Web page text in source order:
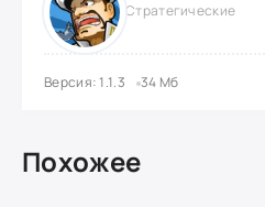
Стратегические
Версия: 1.1.3 34 Мб
Похожее